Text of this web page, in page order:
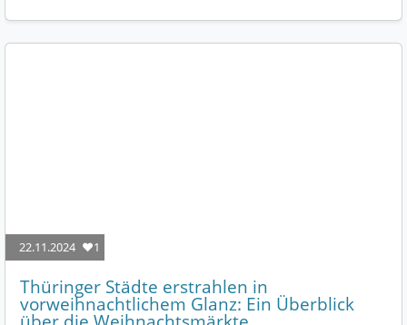
22.11.2024 ❤️1
Thüringer Städte erstrahlen in
vorweihnachtlichem Glanz: Ein Überblick